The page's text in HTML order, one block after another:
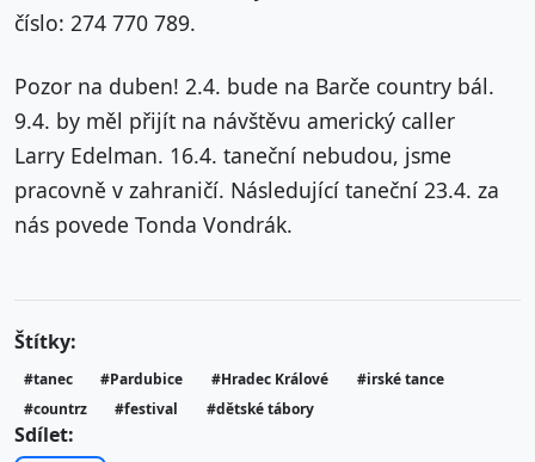
číslo: 274 770 789.
Pozor na duben! 2.4. bude na Barče country bál.
9.4. by měl přijít na návštěvu americký caller
Larry Edelman. 16.4. taneční nebudou, jsme
pracovně v zahraničí. Následující taneční 23.4. za
nás povede Tonda Vondrák.
Štítky:
#tanec #Pardubice #Hradec Králové
#irské tance
#countrz
#festival #dětské tábory
Sdílet: